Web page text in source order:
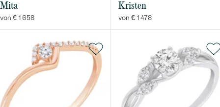
Mita
von € 1 658
Kristen
von € 1 478